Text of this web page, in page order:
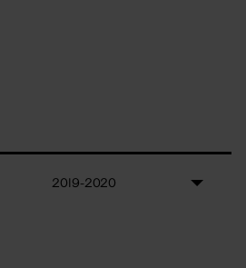
2019-2020